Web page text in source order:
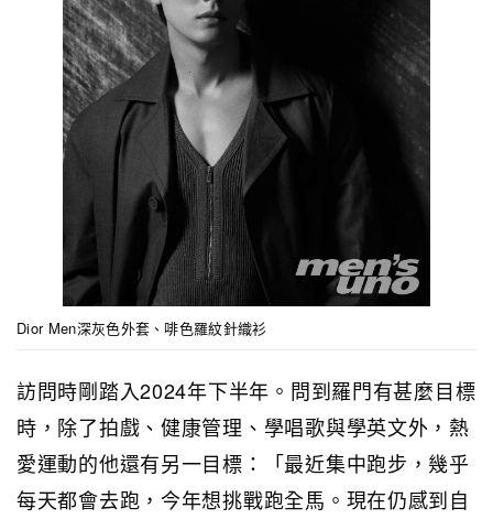
Dior Men深灰色外套、啡色羅紋針織衫
訪問時剛踏入2024年下半年。問到羅門有甚麼目標
時，除了拍戲、健康管理、學唱歌與學英文外，熱
愛運動的他還有另一目標：「最近集中跑步，幾乎
每天都會去跑，今年想挑戰跑全馬。現在仍感到自